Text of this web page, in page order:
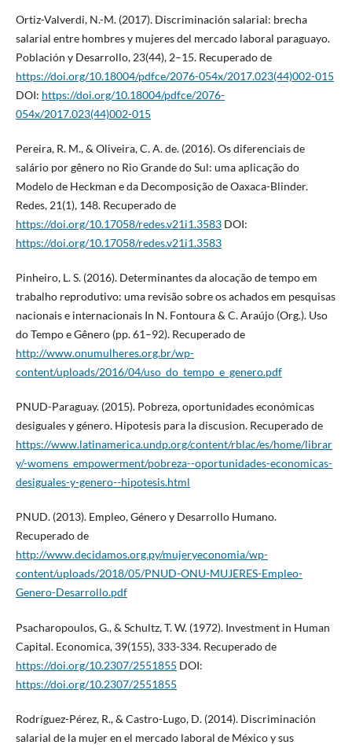
Ortiz-Valverdi, N.-M. (2017). Discriminación salarial: brecha
salarial entre hombres y mujeres del mercado laboral paraguayo.
Población y Desarrollo, 23(44), 2–15. Recuperado de
https://doi.org/10.18004/pdfce/2076-054x/2017.023(44)002-015
DOI: https://doi.org/10.18004/pdfce/2076-
054x/2017.023(44)002-015
Pereira, R. M., & Oliveira, C. A. de. (2016). Os diferenciais de
salário por gênero no Rio Grande do Sul: uma aplicação do
Modelo de Heckman e da Decomposição de Oaxaca-Blinder.
Redes, 21(1), 148. Recuperado de
https://doi.org/10.17058/redes.v21i1.3583DOI:
https://doi.org/10.17058/redes.v21i1.3583
Pinheiro, L. S. (2016). Determinantes da alocação de tempo em
trabalho reprodutivo: uma revisão sobre os achados em pesquisas
nacionais e internacionais In N. Fontoura & C. Araújo (Org.). Uso
do Tempo e Gênero (pp. 61–92). Recuperado de
http://www.onumulheres.org.br/wp-
content/uploads/2016/04/uso_do_tempo_e_genero.pdf
PNUD-Paraguay. (2015). Pobreza, oportunidades económicas
desiguales y género. Hipotesis para la discusion. Recuperado de
https://www.latinamerica.undp.org/content/rblac/es/home/librar
y/-womens_empowerment/pobreza--oportunidades-economicas-
desiguales-y-genero--hipotesis.html
PNUD. (2013). Empleo, Género y Desarrollo Humano.
Recuperado de
http://www.decidamos.org.py/mujeryeconomia/wp-
content/uploads/2018/05/PNUD-ONU-MUJERES-Empleo-
Genero-Desarrollo.pdf
Psacharopoulos, G., & Schultz, T. W. (1972). Investment in Human
Capital. Economica, 39(155), 333-334. Recuperado de
https://doi.org/10.2307/2551855 DOI:
https://doi.org/10.2307/2551855
Rodríguez-Pérez, R., & Castro-Lugo, D. (2014). Discriminación
salarial de la mujer en el mercado laboral de México y sus